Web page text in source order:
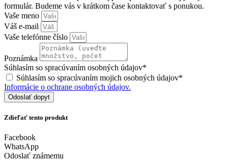
formulár. Budeme vás v krátkom čase kontaktovať s ponukou.
Vaše meno
Váš e-mail
Vaše telefónne číslo
Poznámka
Súhlasím so spracúvaním osobných údajov*
Súhlasím so spracúvaním mojich osobných údajov*
Informácie o ochrane osobných údajov.
Odoslať dopyt
Zdieľať tento produkt
Facebook
WhatsApp
Odoslať známemu